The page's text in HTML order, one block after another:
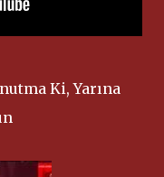
Ki, Yarına